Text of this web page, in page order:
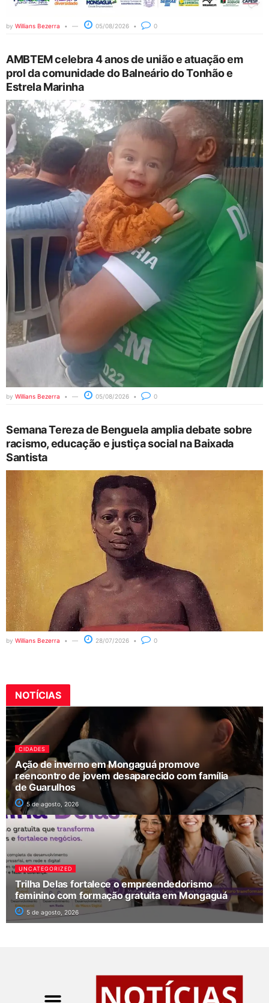
by Willians Bezerra 05/08/2026 0
AMBTEM celebra 4 anos de união e atuação em
prol da comunidade do Balneário do Tonhão e
Estrela Marinha
by Willians Bezerra 05/08/2026 0
Semana Tereza de Benguela amplia debate sobre
racismo, educação e justiça social na Baixada
Santista
by Willians Bezerra 28/07/2026 0
NOTÍCIAS
CIDADES
Ação de inverno em Mongaguá promove
reencontro de jovem desaparecido com família
de Guarulhos
5 de agosto, 2026
UNCATEGORIZED
Trilha Delas fortalece o empreendedorismo
feminino com formação gratuita em Mongaguá
5 de agosto, 2026